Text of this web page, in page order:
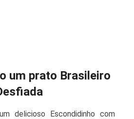
um prato Brasileiro
delicioso Escondidinho com